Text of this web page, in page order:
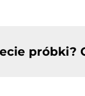
próbki?